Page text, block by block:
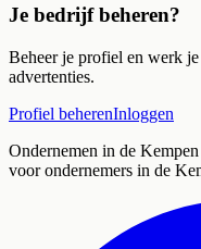
Je bedrijf beheren?
Beheer je profiel en werk
advertenties.
Profiel beherenInloggen
Ondernemen in de Kempen
voor ondernemers in de